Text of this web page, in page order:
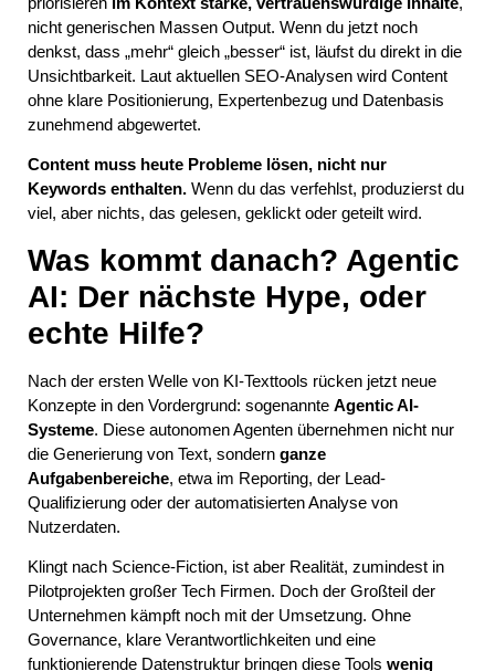
nicht generischen Massen Output. Wenn du jetzt noch
denkst, dass „mehr“ gleich „besser“ ist, läufst du direkt in die
Unsichtbarkeit. Laut aktuellen SEO-Analysen wird Content
ohne klare Positionierung, Expertenbezug und Datenbasis
zunehmend abgewertet.
Content muss heute Probleme lösen, nicht nur
Keywords enthalten. Wenn du das verfehlst, produzierst du
viel, aber nichts, das gelesen, geklickt oder geteilt wird.
Was kommt danach? Agentic
AI: Der nächste Hype, oder
echte Hilfe?
Nach der ersten Welle von KI-Texttools rücken jetzt neue
Konzepte in den Vordergrund: sogenannte Agentic AI-
Systeme. Diese autonomen Agenten übernehmen nicht nur
die Generierung von Text, sondern ganze
Aufgabenbereiche, etwa im Reporting, der Lead-
Qualifizierung oder der automatisierten Analyse von
Nutzerdaten.
Klingt nach Science-Fiction, ist aber Realität, zumindest in
Pilotprojekten großer Tech Firmen. Doch der Großteil der
Unternehmen kämpft noch mit der Umsetzung. Ohne
Governance, klare Verantwortlichkeiten und eine
funktionierende Datenstruktur bringen diese Tools wenig